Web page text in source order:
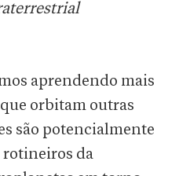
aprendendo mais
orbitam outras
são potencialmente
da